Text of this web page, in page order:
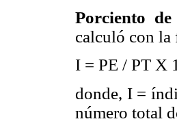
Porciento
calculó con la
I = PE / PT X
donde, I =
número total